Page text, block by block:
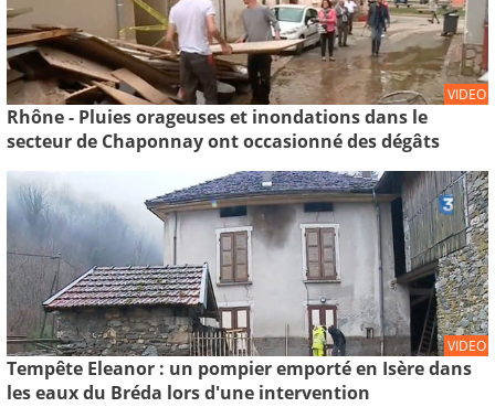
VIDEO
Rhône - Pluies orageuses et inondations dans le
secteur de Chaponnay ont occasionné des dégâts
VIDEO
Tempête Eleanor : un pompier emporté en Isère dans
les eaux du Bréda lors d'une intervention